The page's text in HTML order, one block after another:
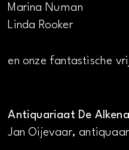
Marina Numan
Linda Rooker
en onze fantastische
Antiquariaat De
Jan Oijevaar, antiquaar